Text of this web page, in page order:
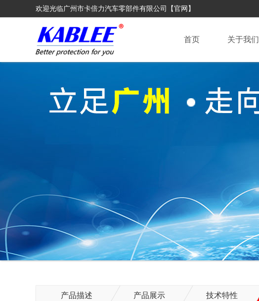
欢迎光临广州市卡倍力汽车零部件有限公司【官网】
首页 关于我们
产品描述 产品展示 技术特性